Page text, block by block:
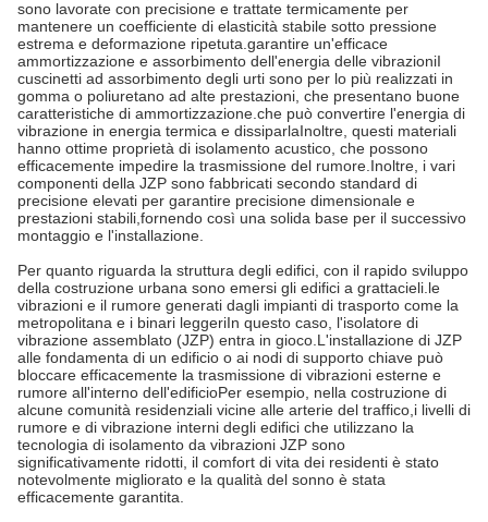
sono lavorate con precisione e trattate termicamente per
mantenere un coefficiente di elasticità stabile sotto pressione
estrema e deformazione ripetuta.garantire un'efficace
ammortizzazione e assorbimento dell'energia delle vibrazioniI
cuscinetti ad assorbimento degli urti sono per lo più realizzati in
gomma o poliuretano ad alte prestazioni, che presentano buone
caratteristiche di ammortizzazione.che può convertire l'energia di
vibrazione in energia termica e dissiparlaInoltre, questi materiali
hanno ottime proprietà di isolamento acustico, che possono
efficacemente impedire la trasmissione del rumore.Inoltre, i vari
componenti della JZP sono fabbricati secondo standard di
precisione elevati per garantire precisione dimensionale e
prestazioni stabili,fornendo così una solida base per il successivo
montaggio e l'installazione.
Per quanto riguarda la struttura degli edifici, con il rapido sviluppo
della costruzione urbana sono emersi gli edifici a grattacieli.le
vibrazioni e il rumore generati dagli impianti di trasporto come la
metropolitana e i binari leggeriIn questo caso, l'isolatore di
vibrazione assemblato (JZP) entra in gioco.L'installazione di JZP
alle fondamenta di un edificio o ai nodi di supporto chiave può
bloccare efficacemente la trasmissione di vibrazioni esterne e
rumore all'interno dell'edificioPer esempio, nella costruzione di
alcune comunità residenziali vicine alle arterie del traffico,i livelli di
rumore e di vibrazione interni degli edifici che utilizzano la
tecnologia di isolamento da vibrazioni JZP sono
significativamente ridotti, il comfort di vita dei residenti è stato
notevolmente migliorato e la qualità del sonno è stata
efficacemente garantita.